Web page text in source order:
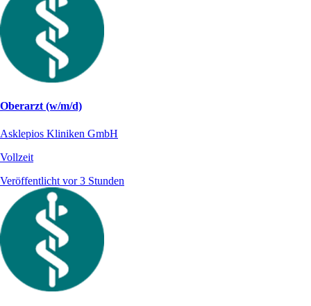
Oberarzt (w/m/d)
Asklepios Kliniken GmbH
Vollzeit
Veröffentlicht vor 3 Stunden